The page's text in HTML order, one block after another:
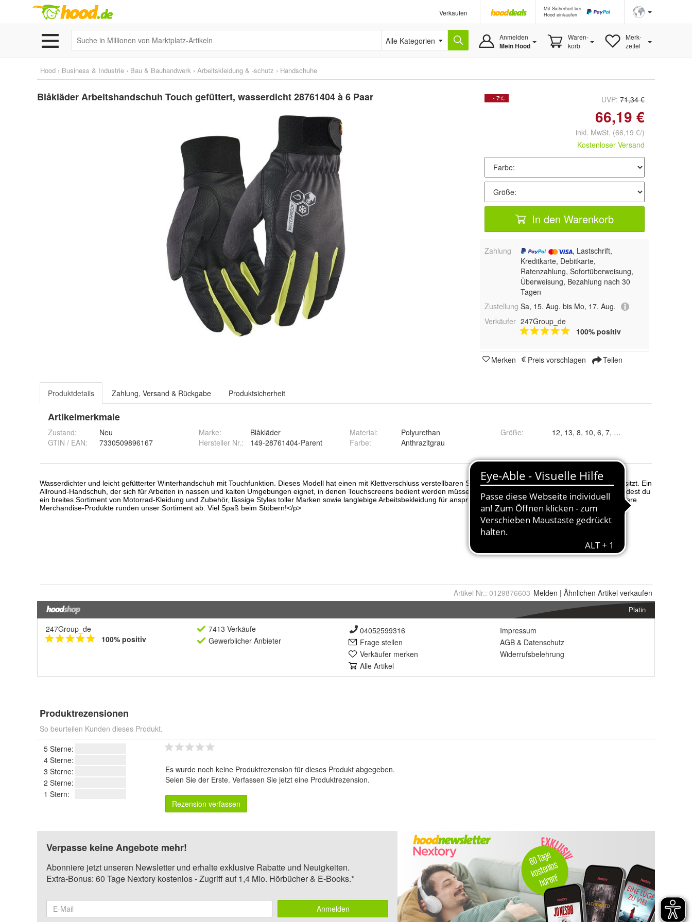
Verkaufen
Mit Sicherheit bei
Hood einkaufen
Alle Kategorien Anmelden
Mein Hood
Waren-
korb
Merk-
zettel
Hood › Business & Industrie › Bau & Bauhandwerk › Arbeitskleidung & -schutz › Handschuhe
Blåkläder Arbeitshandschuh Touch gefüttert, wasserdicht 28761404 à 6 Paar - 7% UVP: 71,34 €
66,19 €
inkl. MwSt. (66,19 €/)
Kostenloser Versand
In den Warenkorb
Zahlung
, Lastschrift,
Kreditkarte, Debitkarte,
Ratenzahlung, Sofortüberweisung,
Überweisung, Bezahlung nach 30
Tagen
Zustellung Sa, 15. Aug. bis Mo, 17. Aug.
Verkäufer 247Group_de
100% positiv
Merken Preis vorschlagen Teilen
Produktdetails Zahlung, Versand & Rückgabe Produktsicherheit
Artikelmerkmale
Zustand:
Neu
GTIN / EAN:
7330509896167
Marke:
Blåkläder
Hersteller Nr.:
149-28761404-Parent
Material:
Polyurethan
Farbe: Anthrazitgrau
Größe:
Artikel Nr.: 0129876603 Melden | Ähnlichen Artikel verkaufen
Platin
247Group_de
100% positiv
7413 Verkäufe
Gewerblicher Anbieter
04052599316
Frage stellen
Verkäufer merken
Alle Artikel
Impressum
AGB & Datenschutz
Widerrufsbelehrung
Produktrezensionen
So beurteilen Kunden dieses Produkt.
5 Sterne:
4 Sterne:
3 Sterne:
2 Sterne:
1 Stern:
Es wurde noch keine Produktrezension für dieses Produkt abgegeben.
Seien Sie der Erste. Verfassen Sie jetzt eine Produktrezension.
Rezension verfassen
Verpasse keine Angebote mehr!
Abonniere jetzt unseren Newsletter und erhalte exklusive Rabatte und Neuigkeiten.
Extra-Bonus: 60 Tage Nextory kostenlos - Zugriff auf 1,4 Mio. Hörbücher & E-Books.*
Anmelden